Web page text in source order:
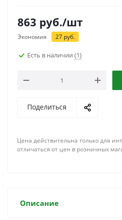
863 руб./шт
Экономия 27 руб.
Есть в наличии (1)
Поделиться
Цена действительна только для
отличаться от цен в розничных
Описание